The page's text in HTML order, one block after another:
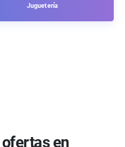
Juguetería
ofertas en